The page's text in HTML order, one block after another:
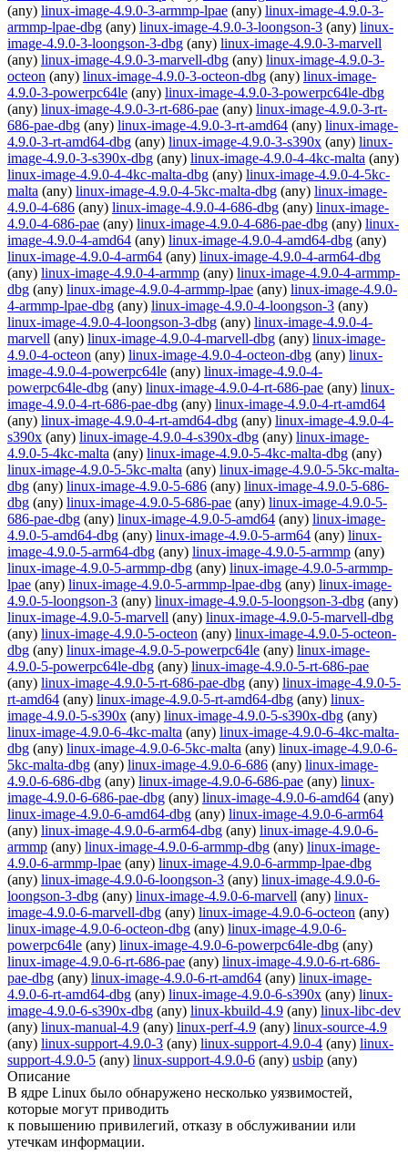
(any) linux-image-4.9.0-3-armmp-lpae (any) linux-image-4.9.0-3-
armmp-lpae-dbg (any) linux-image-4.9.0-3-loongson-3 (any) linux-
image-4.9.0-3-loongson-3-dbg (any) linux-image-4.9.0-3-marvell
(any) linux-image-4.9.0-3-marvell-dbg (any) linux-image-4.9.0-3-
octeon (any) linux-image-4.9.0-3-octeon-dbg (any) linux-image-
4.9.0-3-powerpc64le (any) linux-image-4.9.0-3-powerpc64le-dbg
(any) linux-image-4.9.0-3-rt-686-pae (any) linux-image-4.9.0-3-rt-
686-pae-dbg (any) linux-image-4.9.0-3-rt-amd64 (any) linux-image-
4.9.0-3-rt-amd64-dbg (any) linux-image-4.9.0-3-s390x (any) linux-
image-4.9.0-3-s390x-dbg (any) linux-image-4.9.0-4-4kc-malta (any)
linux-image-4.9.0-4-4kc-malta-dbg (any) linux-image-4.9.0-4-5kc-
malta (any) linux-image-4.9.0-4-5kc-malta-dbg (any) linux-image-
4.9.0-4-686 (any) linux-image-4.9.0-4-686-dbg (any) linux-image-
4.9.0-4-686-pae (any) linux-image-4.9.0-4-686-pae-dbg (any) linux-
image-4.9.0-4-amd64 (any) linux-image-4.9.0-4-amd64-dbg (any)
linux-image-4.9.0-4-arm64 (any) linux-image-4.9.0-4-arm64-dbg
(any) linux-image-4.9.0-4-armmp (any) linux-image-4.9.0-4-armmp-
dbg (any) linux-image-4.9.0-4-armmp-lpae (any) linux-image-4.9.0-
4-armmp-lpae-dbg (any) linux-image-4.9.0-4-loongson-3 (any)
linux-image-4.9.0-4-loongson-3-dbg (any) linux-image-4.9.0-4-
marvell (any) linux-image-4.9.0-4-marvell-dbg (any) linux-image-
4.9.0-4-octeon (any) linux-image-4.9.0-4-octeon-dbg (any) linux-
image-4.9.0-4-powerpc64le (any) linux-image-4.9.0-4-
powerpc64le-dbg (any) linux-image-4.9.0-4-rt-686-pae (any) linux-
image-4.9.0-4-rt-686-pae-dbg (any) linux-image-4.9.0-4-rt-amd64
(any) linux-image-4.9.0-4-rt-amd64-dbg (any) linux-image-4.9.0-4-
s390x (any) linux-image-4.9.0-4-s390x-dbg (any) linux-image-
4.9.0-5-4kc-malta (any) linux-image-4.9.0-5-4kc-malta-dbg (any)
linux-image-4.9.0-5-5kc-malta (any) linux-image-4.9.0-5-5kc-malta-
dbg (any) linux-image-4.9.0-5-686 (any) linux-image-4.9.0-5-686-
dbg (any) linux-image-4.9.0-5-686-pae (any) linux-image-4.9.0-5-
686-pae-dbg (any) linux-image-4.9.0-5-amd64 (any) linux-image-
4.9.0-5-amd64-dbg (any) linux-image-4.9.0-5-arm64 (any) linux-
image-4.9.0-5-arm64-dbg (any) linux-image-4.9.0-5-armmp (any)
linux-image-4.9.0-5-armmp-dbg (any) linux-image-4.9.0-5-armmp-
lpae (any) linux-image-4.9.0-5-armmp-lpae-dbg (any) linux-image-
4.9.0-5-loongson-3 (any) linux-image-4.9.0-5-loongson-3-dbg (any)
linux-image-4.9.0-5-marvell (any) linux-image-4.9.0-5-marvell-dbg
(any) linux-image-4.9.0-5-octeon (any) linux-image-4.9.0-5-octeon-
dbg (any) linux-image-4.9.0-5-powerpc64le (any) linux-image-
4.9.0-5-powerpc64le-dbg (any) linux-image-4.9.0-5-rt-686-pae
(any) linux-image-4.9.0-5-rt-686-pae-dbg (any) linux-image-4.9.0-5-
rt-amd64 (any) linux-image-4.9.0-5-rt-amd64-dbg (any) linux-
image-4.9.0-5-s390x (any) linux-image-4.9.0-5-s390x-dbg (any)
linux-image-4.9.0-6-4kc-malta (any) linux-image-4.9.0-6-4kc-malta-
dbg (any) linux-image-4.9.0-6-5kc-malta (any) linux-image-4.9.0-6-
5kc-malta-dbg (any) linux-image-4.9.0-6-686 (any) linux-image-
4.9.0-6-686-dbg (any) linux-image-4.9.0-6-686-pae (any) linux-
image-4.9.0-6-686-pae-dbg (any) linux-image-4.9.0-6-amd64 (any)
linux-image-4.9.0-6-amd64-dbg (any) linux-image-4.9.0-6-arm64
(any) linux-image-4.9.0-6-arm64-dbg (any) linux-image-4.9.0-6-
armmp (any) linux-image-4.9.0-6-armmp-dbg (any) linux-image-
4.9.0-6-armmp-lpae (any) linux-image-4.9.0-6-armmp-lpae-dbg
(any) linux-image-4.9.0-6-loongson-3 (any) linux-image-4.9.0-6-
loongson-3-dbg (any) linux-image-4.9.0-6-marvell (any) linux-
image-4.9.0-6-marvell-dbg (any) linux-image-4.9.0-6-octeon (any)
linux-image-4.9.0-6-octeon-dbg (any) linux-image-4.9.0-6-
powerpc64le (any) linux-image-4.9.0-6-powerpc64le-dbg (any)
linux-image-4.9.0-6-rt-686-pae (any) linux-image-4.9.0-6-rt-686-
pae-dbg (any) linux-image-4.9.0-6-rt-amd64 (any) linux-image-
4.9.0-6-rt-amd64-dbg (any) linux-image-4.9.0-6-s390x (any) linux-
image-4.9.0-6-s390x-dbg (any) linux-kbuild-4.9 (any) linux-libc-dev
(any) linux-manual-4.9 (any) linux-perf-4.9 (any) linux-source-4.9
(any) linux-support-4.9.0-3 (any) linux-support-4.9.0-4 (any) linux-
support-4.9.0-5 (any) linux-support-4.9.0-6 (any) usbip (any)
Описание
В ядре Linux было обнаружено несколько уязвимостей,
которые могут приводить
к повышению привилегий, отказу в обслуживании или
утечкам информации.